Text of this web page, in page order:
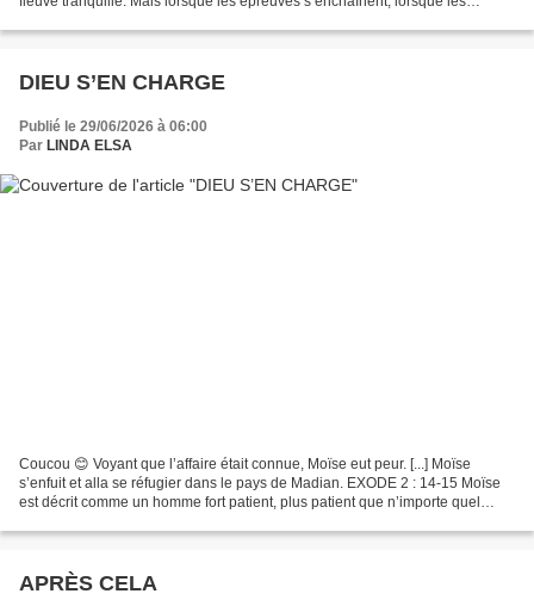
DIEU S’EN CHARGE
Publié le 29/06/2026 à 06:00
Par LINDA ELSA
Coucou 😊 Voyant que l’affaire était connue, Moïse eut peur. [...] Moïse
s’enfuit et alla se réfugier dans le pays de Madian. EXODE 2 : 14-15 Moïse
est décrit comme un homme fort patient, plus patient que n’importe quel
APRÈS CELA